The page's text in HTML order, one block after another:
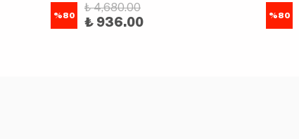
%80
₺ 4,680.00
₺ 936.00 %80